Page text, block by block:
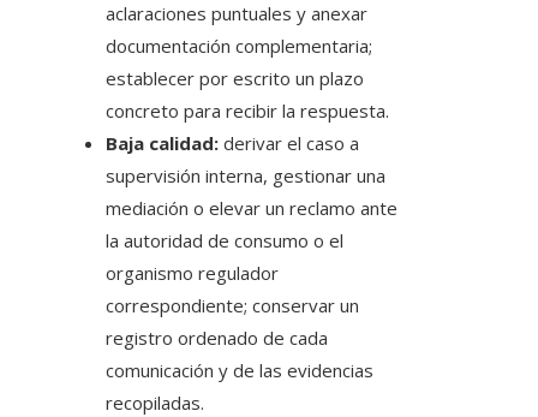
aclaraciones puntuales y anexar
documentación complementaria;
establecer por escrito un plazo
concreto para recibir la respuesta.
Baja calidad: derivar el caso a
supervisión interna, gestionar una
mediación o elevar un reclamo ante
la autoridad de consumo o el
organismo regulador
correspondiente; conservar un
registro ordenado de cada
comunicación y de las evidencias
recopiladas.